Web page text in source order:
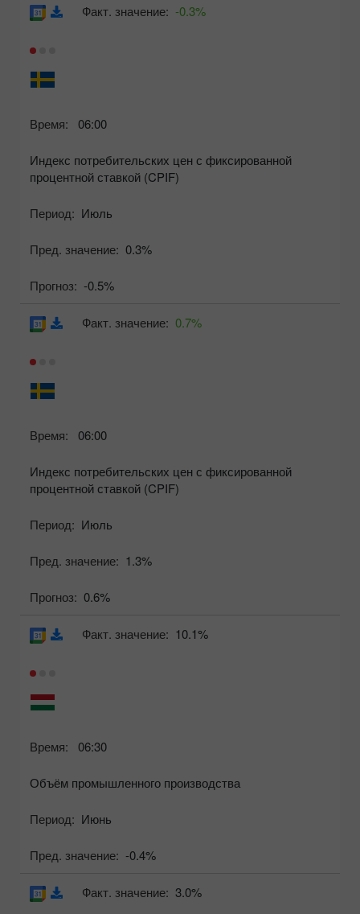
Время: 06:00
Индекс потребительских цен с фиксированной
процентной ставкой (CPIF)
Период: Июль
Пред. значение: 0.3%
Прогноз: -0.5%
Факт. значение: -0.3%
Время: 06:00
Индекс потребительских цен с фиксированной
процентной ставкой (CPIF)
Период: Июль
Пред. значение: 1.3%
Прогноз: 0.6%
Факт. значение: 0.7%
Время: 06:30
Объём промышленного производства
Период: Июнь
Пред. значение: -0.4%
Факт. значение: 10.1%
Факт. значение: 3.0%